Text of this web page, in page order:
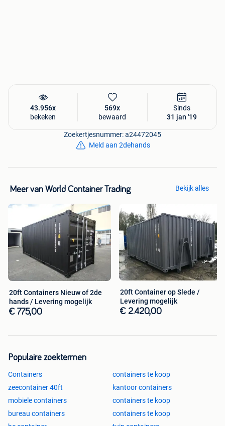
Website: www.wct-belgium.com
43.956x
bekeken
569x
bewaard
Sinds
31 jan '19
Zoekertjesnummer: a24472045
Meld aan 2dehands
Meer van World Container Trading Bekijk alles
20ft Containers Nieuw of 2de
hands / Levering mogelijk
€ 775,00
20ft Container op Slede /
Levering mogelijk
€ 2.420,00
Populaire zoektermen
Containers
containers te koop
zeecontainer 40ft
kantoor containers
mobiele containers
containers te koop
bureau containers
containers te koop